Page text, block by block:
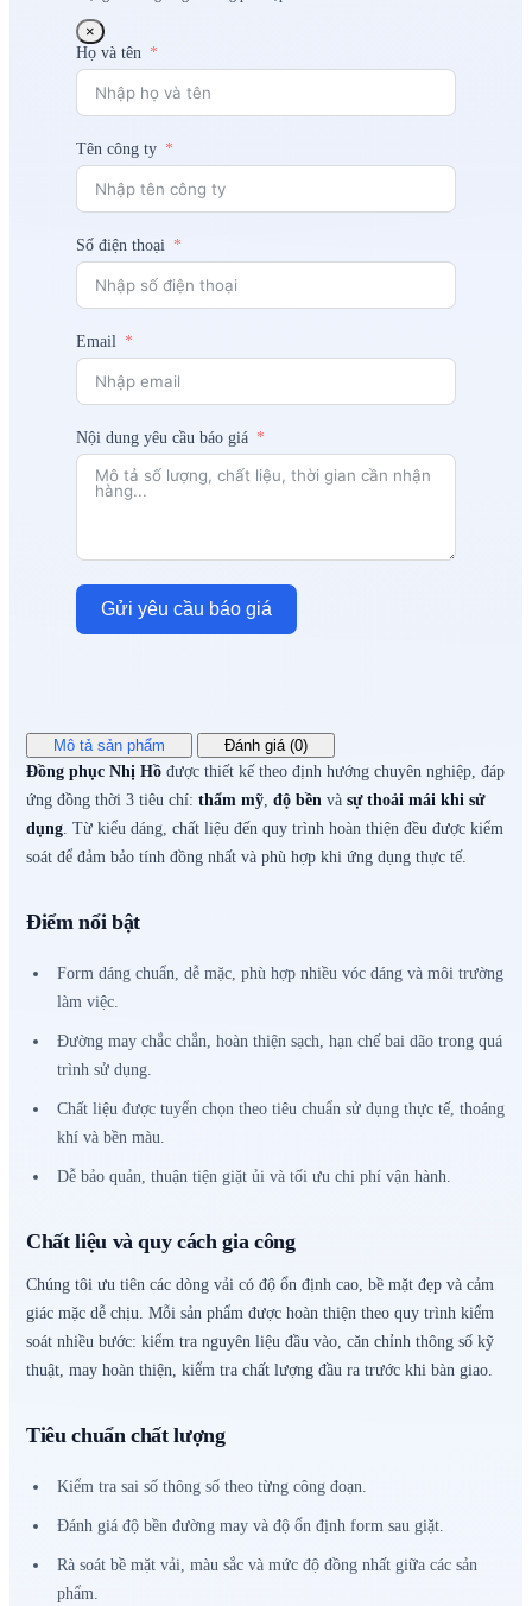
×
Họ và tên
Tên công ty
Số điện thoại
Email
Nội dung yêu cầu báo giá
Gửi yêu cầu báo giá
Mô tả sản phẩm
Đánh giá (0)
Đồng phục Nhị Hồ được thiết kế theo định hướng chuyên nghiệp, đáp
ứng đồng thời 3 tiêu chí: thẩm mỹ, độ bền và sự thoải mái khi sử
dụng. Từ kiểu dáng, chất liệu đến quy trình hoàn thiện đều được kiểm
soát để đảm bảo tính đồng nhất và phù hợp khi ứng dụng thực tế.
Điểm nổi bật
Form dáng chuẩn, dễ mặc, phù hợp nhiều vóc dáng và môi trường
làm việc.
Đường may chắc chắn, hoàn thiện sạch, hạn chế bai dão trong quá
trình sử dụng.
Chất liệu được tuyển chọn theo tiêu chuẩn sử dụng thực tế, thoáng
khí và bền màu.
Dễ bảo quản, thuận tiện giặt ủi và tối ưu chi phí vận hành.
Chất liệu và quy cách gia công
Chúng tôi ưu tiên các dòng vải có độ ổn định cao, bề mặt đẹp và cảm
giác mặc dễ chịu. Mỗi sản phẩm được hoàn thiện theo quy trình kiểm
soát nhiều bước: kiểm tra nguyên liệu đầu vào, căn chỉnh thông số kỹ
thuật, may hoàn thiện, kiểm tra chất lượng đầu ra trước khi bàn giao.
Tiêu chuẩn chất lượng
Kiểm tra sai số thông số theo từng công đoạn.
Đánh giá độ bền đường may và độ ổn định form sau giặt.
Rà soát bề mặt vải, màu sắc và mức độ đồng nhất giữa các sản
phẩm.